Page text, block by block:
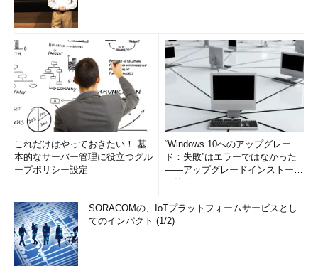
これだけはやっておきたい！ 基
本的なサーバー管理に役立つグル
ープポリシー設定
“Windows 10へのアップグレー
ド：失敗”はエラーではなかった
――アップグレードインストール
SORACOMの、IoTプラットフォームサービスとし
てのインパクト (1/2)